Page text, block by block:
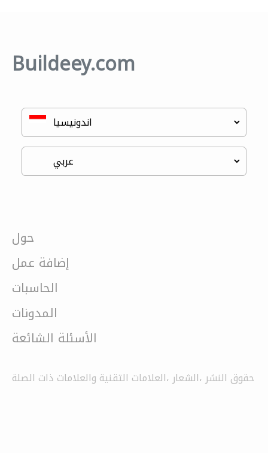
Buildeey.com
حول
إضافة عمل
الحاسبات
المدونات
الأسئلة الشائعة
حقوق النشر ،الشعار ،العلامات التقنية والعلامات ذات الصلة